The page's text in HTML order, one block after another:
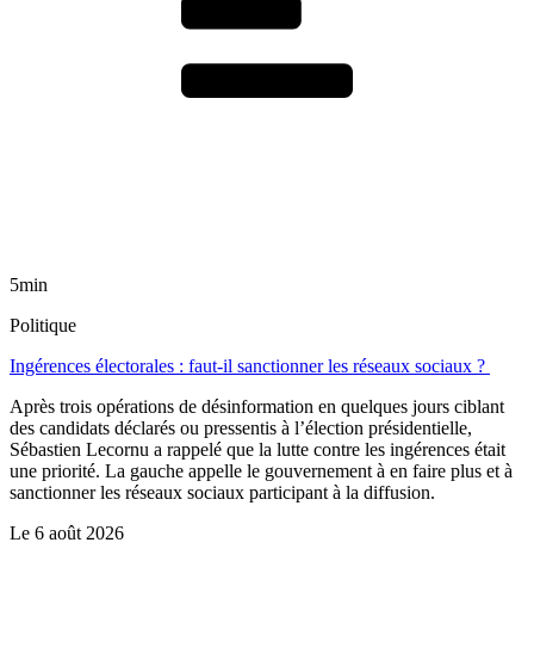
5min
Politique
Ingérences électorales : faut-il sanctionner les réseaux sociaux ?
Après trois opérations de désinformation en quelques jours ciblant
des candidats déclarés ou pressentis à l’élection présidentielle,
Sébastien Lecornu a rappelé que la lutte contre les ingérences était
une priorité. La gauche appelle le gouvernement à en faire plus et à
sanctionner les réseaux sociaux participant à la diffusion.
Le 6 août 2026